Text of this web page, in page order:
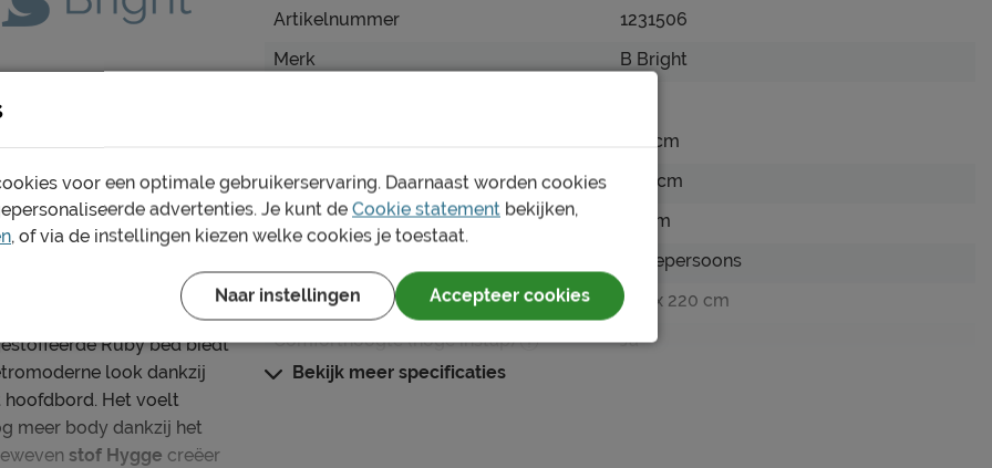
upgrade geeft?
met een warme
Ruby bed biedt
look dankzij
hoofdbord. Het voelt
meer body dankzij het
stof Hygge creëer
Artikelnummer
1231506
Merk
B Bright
140 cm
Lengte
200 cm
Instaphoogte in cm
43 cm
Tweepersoons
Buitenmaat (BxL)
160 x 220 cm
Comforthoogte (hoge instap)
Ja
Hoogte hoofdbord
Bekijk meer specificaties
voor een optimale gebruikerservaring. Daarnaast worden cookies
advertenties. Je kunt de Cookie statement bekijken,
, of via de instellingen kiezen welke cookies je toestaat.
Naar instellingen Accepteer cookies